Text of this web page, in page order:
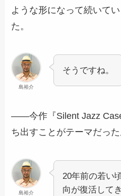
ような形になって続いて
た。
島裕介
そうですね。
――今作『Silent Jazz
ち出すことがテーマだっ
島裕介
20年前の若い
向が復活して